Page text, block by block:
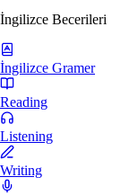
İngilizce Becerileri
İngilizce Gramer
Reading
Listening
Writing